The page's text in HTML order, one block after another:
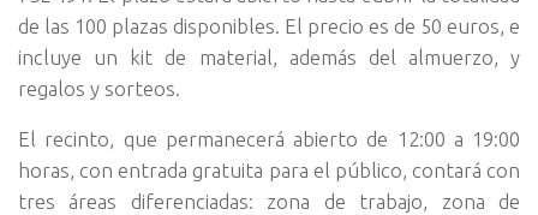
de las 100 plazas disponibles. El precio es de 50 euros, e
incluye un kit de material, además del almuerzo, y
regalos y sorteos.
El recinto, que permanecerá abierto de 12:00 a 19:00
horas, con entrada gratuita para el público, contará con
tres áreas diferenciadas: zona de trabajo, zona de